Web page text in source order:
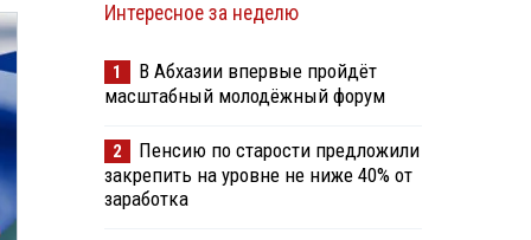
Интересное за неделю
1
В Абхазии впервые пройдёт
масштабный молодёжный форум
2
Пенсию по старости предложили
закрепить на уровне не ниже 40% от
заработка